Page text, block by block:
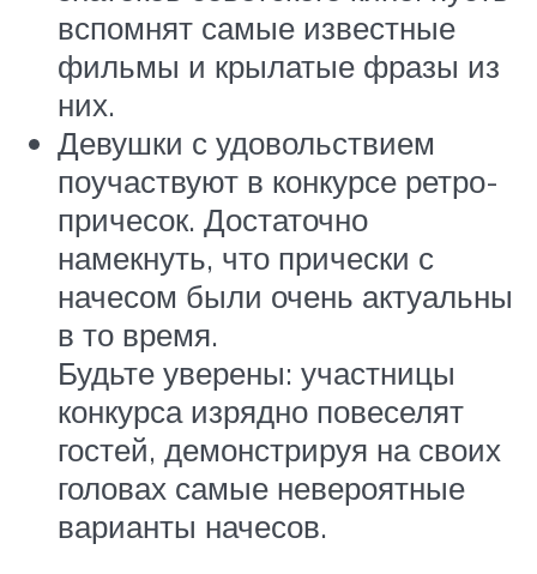
вспомнят самые известные
фильмы и крылатые фразы из
них.
Девушки с удовольствием
поучаствуют в конкурсе ретро-
причесок. Достаточно
намекнуть, что прически с
начесом были очень актуальны
в то время.
Будьте уверены: участницы
конкурса изрядно повеселят
гостей, демонстрируя на своих
головах самые невероятные
варианты начесов.